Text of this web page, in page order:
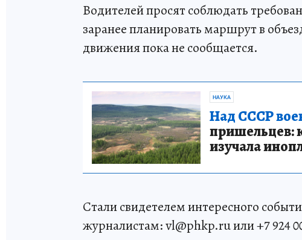
Водителей просят соблюдать
заранее планировать маршрут в
движения пока не сообщается.
НАУКА
Над СССР
пришельцев:
изучала
Стали свидетелем интересного
журналистам: vl@phkp.ru или +7 924